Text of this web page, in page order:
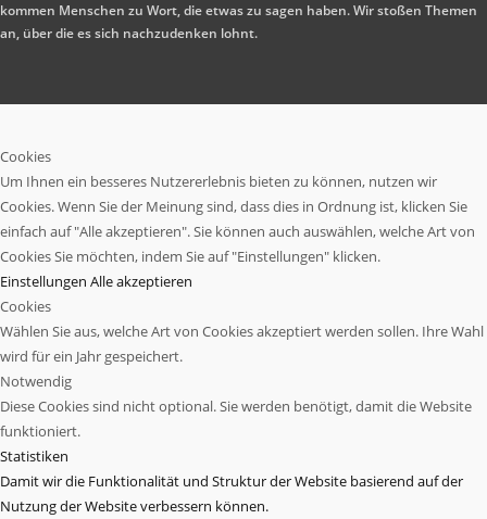
kommen Menschen zu Wort, die etwas zu sagen haben. Wir stoßen Themen
an, über die es sich nachzudenken lohnt.
Cookies
Um Ihnen ein besseres Nutzererlebnis bieten zu können, nutzen wir
Cookies. Wenn Sie der Meinung sind, dass dies in Ordnung ist, klicken Sie
einfach auf "Alle akzeptieren". Sie können auch auswählen, welche Art von
Cookies Sie möchten, indem Sie auf "Einstellungen" klicken.
Einstellungen Alle akzeptieren
Cookies
Wählen Sie aus, welche Art von Cookies akzeptiert werden sollen. Ihre Wahl
wird für ein Jahr gespeichert.
Notwendig
Diese Cookies sind nicht optional. Sie werden benötigt, damit die Website
funktioniert.
Statistiken
Damit wir die Funktionalität und Struktur der Website basierend auf der
Nutzung der Website verbessern können.